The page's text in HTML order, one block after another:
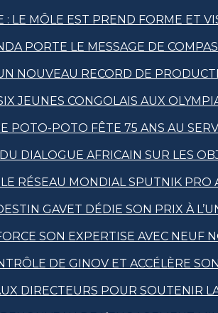
LE MÔLE EST PREND FORME ET
PORTE LE MESSAGE DE
NOUVEAU RECORD DE
JEUNES CONGOLAIS AUX
POTO-POTO FÊTE 75 ANS AU
DIALOGUE AFRICAIN SUR LES
RÉSEAU MONDIAL SPUTNIK PRO
GAVET DÉDIE SON PRIX À
SON EXPERTISE AVEC NEUF
DE GINOV ET ACCÉLÈRE
DIRECTEURS POUR SOUTENIR